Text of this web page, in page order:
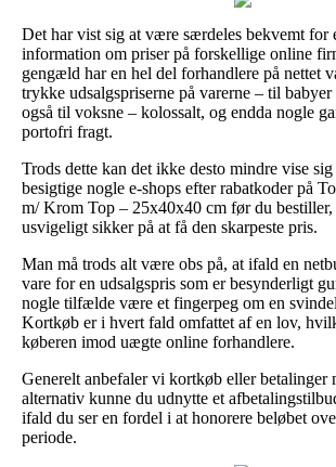
Det har vist sig at være særdeles bekvemt for
information om priser på forskellige online
gengæld har en hel del forhandlere på nettet
trykke udsalgspriserne på varerne – til
også til voksne – kolossalt, og endda nogle
portofri fragt.
Trods dette kan det ikke desto mindre vise
besigtige nogle e-shops efter rabatkoder på
m/ Krom Top – 25x40x40 cm før du bestiller,
usvigeligt sikker på at få den skarpeste pris.
Man må trods alt være obs på, at ifald en
vare for en udsalgspris som er besynderligt
nogle tilfælde være et fingerpeg om en
Kortkøb er i hvert fald omfattet af en lov,
køberen imod uægte online forhandlere.
Generelt anbefaler vi kortkøb eller betalinger
alternativ kunne du udnytte et
ifald du ser en fordel i at honorere beløbet
periode.